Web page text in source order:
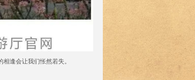
逢会让我们怅然若失。